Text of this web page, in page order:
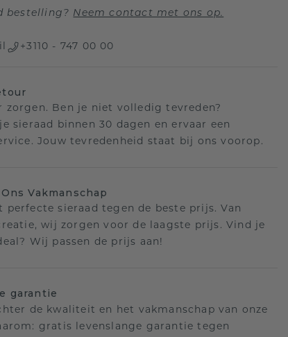
bestelling? Neem contact met ons op.
+3110 - 747 00 00
zorgen. Ben je niet volledig tevreden?
sieraad binnen 30 dagen en ervaar een
Jouw tevredenheid staat bij ons voorop.
Vakmanschap
perfecte sieraad tegen de beste prijs. Van
wij zorgen voor de laagste prijs. Vind je
Wij passen de prijs aan!
garantie
de kwaliteit en het vakmanschap van onze
gratis levenslange garantie tegen